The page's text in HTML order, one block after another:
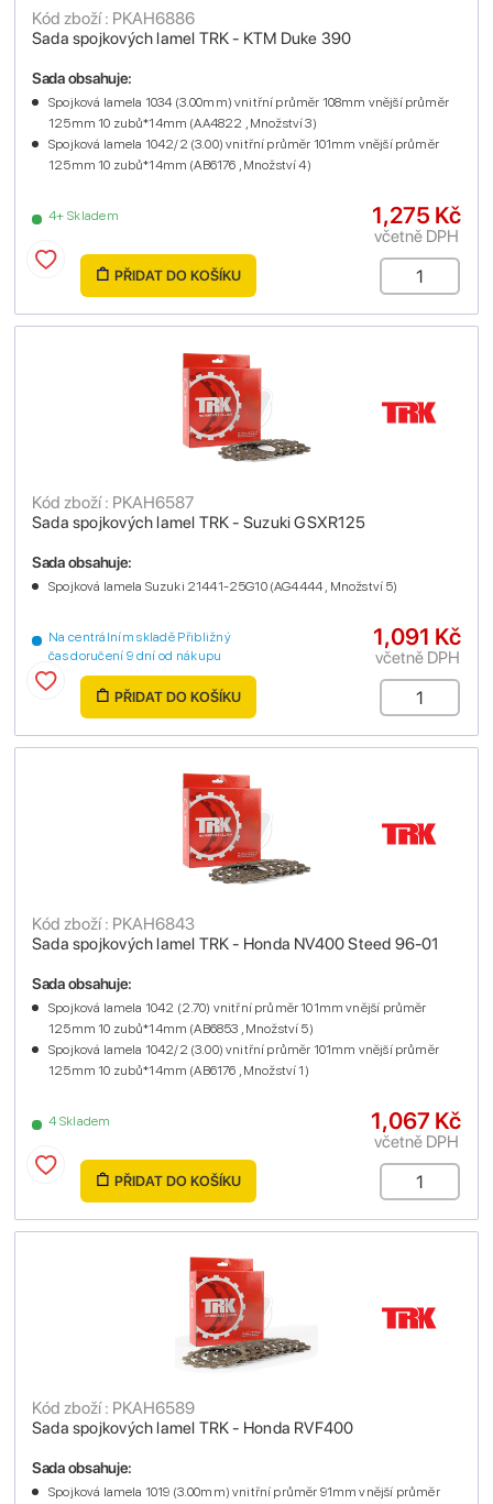
Sada spojkových lamel TRK - KTM Duke 390
Kód zboží : PKAH6886
4+ Skladem
Sada obsahuje:
Spojková lamela 1034 (3.00mm) vnitřní průměr 108mm vnější průměr
125mm 10 zubů*14mm (AA4822 , Množství 3)
Spojková lamela 1042/2 (3.00) vnitřní průměr 101mm vnější průměr
125mm 10 zubů*14mm (AB6176 , Množství 4)
1,275 Kč
včetně DPH
PŘIDAT DO KOŠÍKU
Sada spojkových lamel TRK - Suzuki GSXR125
Kód zboží : PKAH6587
Na centrálním skladě Přibližný
čas doručení 9 dní od nákupu
Sada obsahuje:
Spojková lamela Suzuki 21441-25G10 (AG4444 , Množství 5)
1,091 Kč
včetně DPH
PŘIDAT DO KOŠÍKU
Sada spojkových lamel TRK - Honda NV400 Steed 96-01
Kód zboží : PKAH6843
4 Skladem
Sada obsahuje:
Spojková lamela 1042 (2.70) vnitřní průměr 101mm vnější průměr
125mm 10 zubů*14mm (AB6853 , Množství 5)
Spojková lamela 1042/2 (3.00) vnitřní průměr 101mm vnější průměr
125mm 10 zubů*14mm (AB6176 , Množství 1)
1,067 Kč
včetně DPH
PŘIDAT DO KOŠÍKU
Sada spojkových lamel TRK - Honda RVF400
Kód zboží : PKAH6589
Sada obsahuje:
Spojková lamela 1019 (3.00mm) vnitřní průměr 91mm vnější průměr